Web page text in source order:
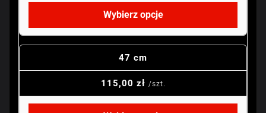
Wybierz opcje
47 cm
115,00 zł /szt.